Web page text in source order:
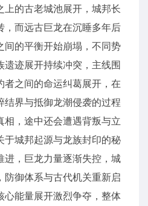
的古老城池展开，城邦长
，而远古巨龙在沉睡多年后
间的平衡开始崩塌，不同势
遗迹展开持续冲突，主线围
之间的命运纠葛展开，在
界与抵御龙潮侵袭的过程
相，途中还会遭遇背叛与立
于城邦起源与龙族封印的秘
进，巨龙力量逐渐失控，城
御体系与古代机关重新启
心能量展开激烈争夺，整体